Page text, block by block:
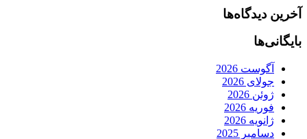
آخرین دیدگاه‌ها
بایگانی‌ها
آگوست 2026
جولای 2026
ژوئن 2026
فوریه 2026
ژانویه 2026
دسامبر 2025